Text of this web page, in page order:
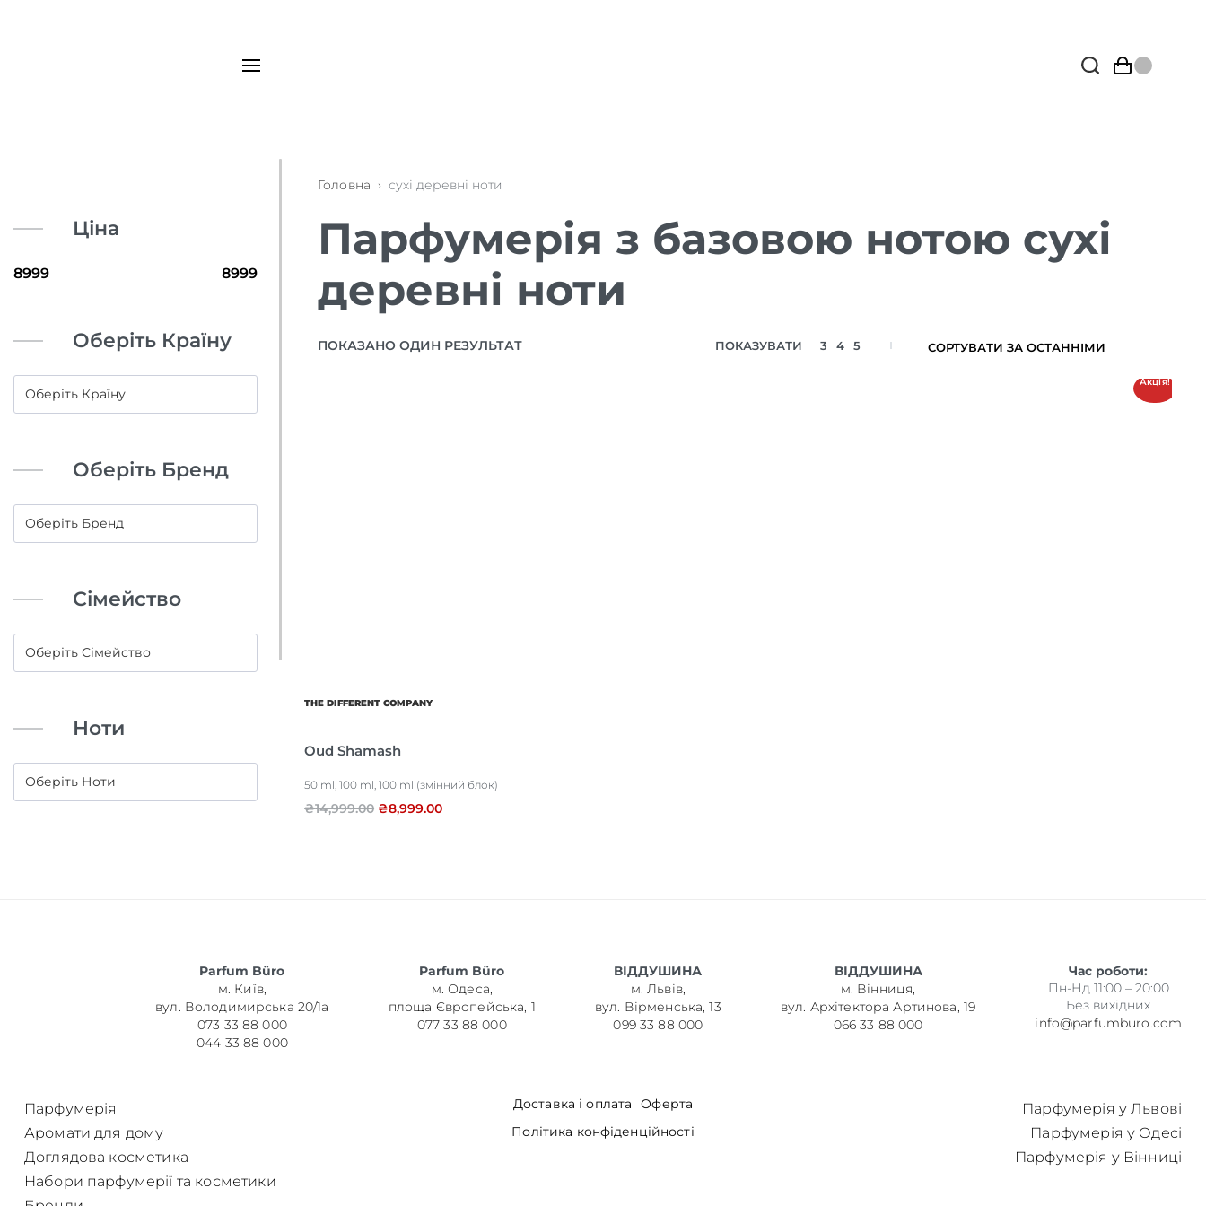
Ціна
Оберіть Країну
Оберіть Бренд
Сімейство
Ноти
Головна › сухі деревні ноти
Парфумерія з базовою нотою сухі
деревні ноти
ПОКАЗАНО ОДИН РЕЗУЛЬТАТ ПОКАЗУВАТИ 3 4 5
Акція!
THE DIFFERENT COMPANY
Oud Shamash
50 ml, 100 ml, 100 ml (змінний блок)
₴14,999.00 ₴8,999.00
Parfum Büro
м. Київ,
вул. Володимирська 20/1а
073 33 88 000
044 33 88 000
Parfum Büro
м. Одеса,
площа Європейська, 1
077 33 88 000
ВІДДУШИНА
м. Львів,
вул. Вірменська, 13
099 33 88 000
ВІДДУШИНА
м. Вінниця,
вул. Архітектора Артинова, 19
066 33 88 000
Час роботи:
Пн-Нд 11:00 – 20:00
Без вихідних
info@parfumburo.com
Парфумерія
Аромати для дому
Доглядова косметика
Набори парфумерії та косметики
Доставка і оплата
Оферта
Політика конфіденційності
Парфумерія у Львові
Парфумерія у Одесі
Парфумерія у Вінниці